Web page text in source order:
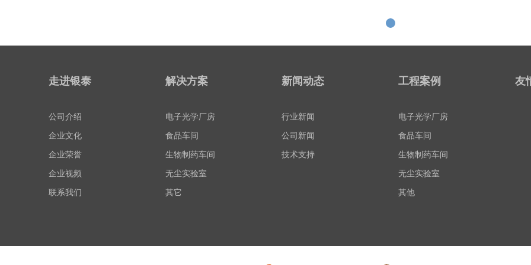
走进银泰
公司介绍
企业文化
企业荣誉
企业视频
联系我们
解决方案
电子光学厂房
食品车间
生物制药车间
无尘实验室
其它
新闻动态
行业新闻
公司新闻
技术支持
工程案例
电子光学厂房
食品车间
生物制药车间
无尘实验室
其他
友